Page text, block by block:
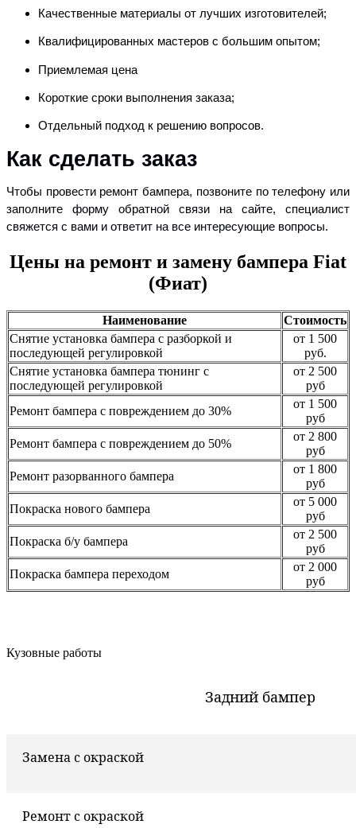
Качественные материалы от лучших изготовителей;
Квалифицированных мастеров с большим опытом;
Приемлемая цена
Короткие сроки выполнения заказа;
Отдельный подход к решению вопросов.
Как сделать заказ
Чтобы провести ремонт бампера, позвоните по телефону или
заполните форму обратной связи на сайте, специалист
свяжется с вами и ответит на все интересующие вопросы.
Цены на ремонт и замену бампера Fiat
(Фиат)
Наименование
Стоимость
Снятие установка бампера с разборкой и
последующей регулировкой
от 1 500
руб.
Снятие установка бампера тюнинг с
последующей регулировкой
от 2 500
руб
Ремонт бампера с повреждением до 30%
от 1 500
руб
Ремонт бампера с повреждением до 50%
от 2 800
руб
Ремонт разорванного бампера
от 1 800
руб
Покраска нового бампера
от 5 000
руб
Покраска б/у бампера
от 2 500
руб
Покраска бампера переходом
от 2 000
руб
Кузовные работы
Задний бампер
Замена с окраской
Ремонт с окраской